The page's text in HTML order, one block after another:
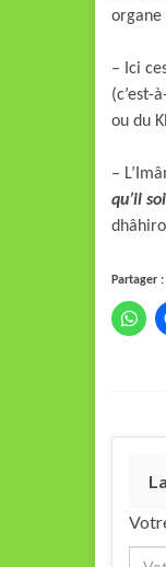
organe
– Ici
(c’est-
ou du
–
qu’il
Partager :